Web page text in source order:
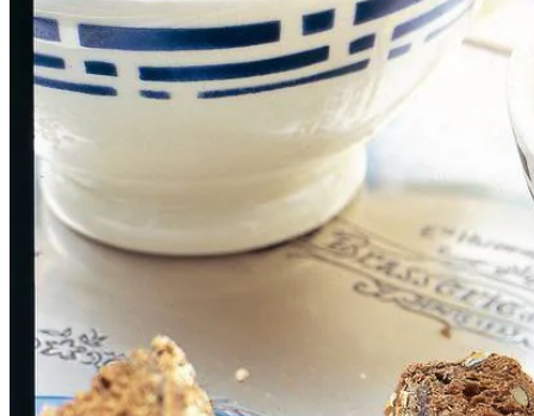
500 mlkippenbouillon
nootmuskaat
Dit heb je nodig